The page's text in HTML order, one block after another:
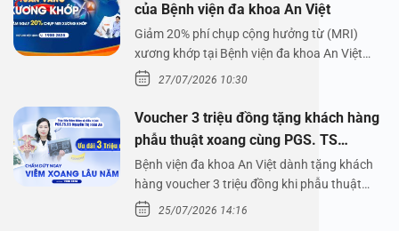
của Bệnh viện đa khoa An Việt
Giảm 20% phí chụp cộng hưởng từ (MRI)
xương khớp tại Bệnh viện đa khoa An Việt
Bệnh viện đa…
27/07/2026 10:30
Voucher 3 triệu đồng tặng khách hàng
phẫu thuật xoang cùng PGS. TS
Nguyễn Thị Hoài An
Bệnh viện đa khoa An Việt dành tặng khách
hàng voucher 3 triệu đồng khi phẫu thuật
xoang cùng PGS.…
25/07/2026 14:16